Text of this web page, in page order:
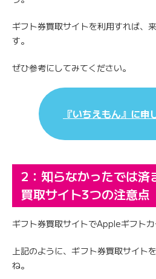
ギフト券買取サイトを利用すれば、
す。
ぜひ参考にしてみてください。
『いちえもん』に申
2：知らなかったでは済
買取サイト3つの注意点
ギフト券買取サイトでAppleギフト
上記のように、ギフト券買取サイト
ね。